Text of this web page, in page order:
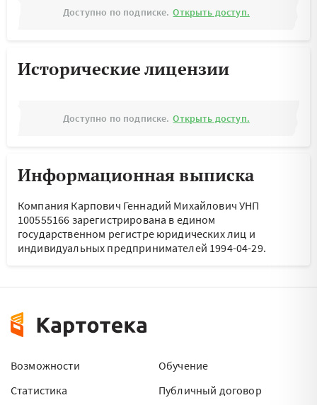
Доступно по подписке. Открыть доступ.
Исторические лицензии
Доступно по подписке. Открыть доступ.
Информационная выписка
Компания Карпович Геннадий Михайлович УНП
100555166 зарегистрирована в едином
государственном регистре юридических лиц и
индивидуальных предпринимателей 1994-04-29.
Возможности
Статистика
Обучение
Публичный договор